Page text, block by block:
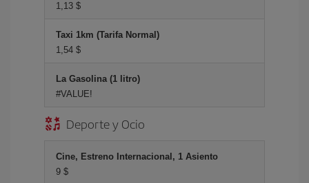
1,13 $
Taxi 1km (Tarifa Normal)
1,54 $
La Gasolina (1 litro)
#VALUE!
Deporte y Ocio
Cine, Estreno Internacional, 1 Asiento
9 $